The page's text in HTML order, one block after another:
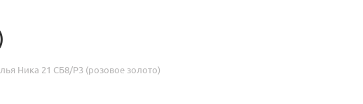
Ника 21 СБ8/Р3 (розовое золото)